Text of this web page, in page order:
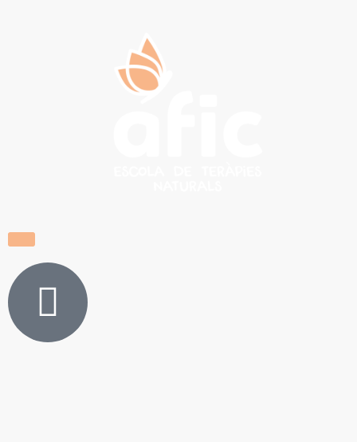
Drenaje Linfático
Manual